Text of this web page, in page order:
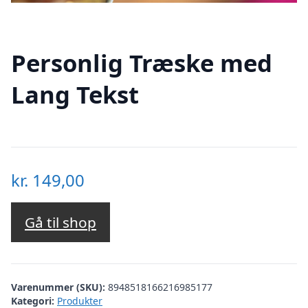
Personlig Træske med
Lang Tekst
kr. 149,00
Gå til shop
Varenummer (SKU): 8948518166216985177
Kategori: Produkter